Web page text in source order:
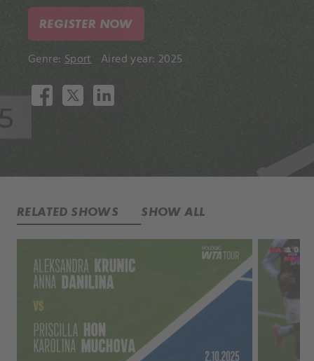
REGISTER NOW
Genre: Sport Aired year: 2025
RELATED SHOWS SHOW ALL